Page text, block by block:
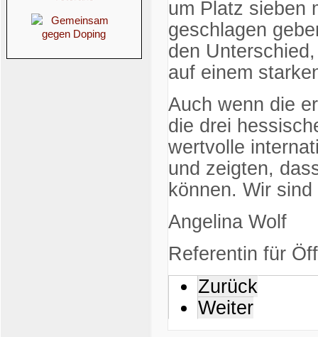
um Platz sieben
geschlagen
den
auf einem
Auch wenn die
die drei
wertvolle
und zeigten,
können. Wir
Angelina Wolf
Referentin für
Zurück
Weiter